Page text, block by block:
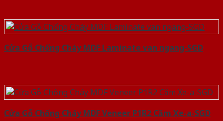
Cửa Gỗ Chống Cháy MDF Laminate van ngang-SGD
Cửa Gỗ Chống Cháy MDF Veneer P1R2 Căm Xe-a-SGD